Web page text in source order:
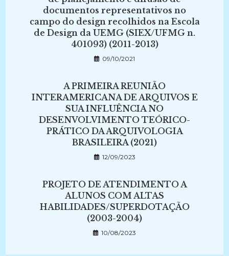
documentos representativos no
campo do design recolhidos na Escola
de Design da UEMG (SIEX/UFMG n.
401093) (2011-2013)
09/10/2021
A PRIMEIRA REUNIÃO
INTERAMERICANA DE ARQUIVOS E
SUA INFLUÊNCIA NO
DESENVOLVIMENTO TEÓRICO-
PRÁTICO DA ARQUIVOLOGIA
BRASILEIRA (2021)
12/09/2023
PROJETO DE ATENDIMENTO A
ALUNOS COM ALTAS
HABILIDADES/SUPERDOTAÇÃO
(2003-2004)
10/08/2023